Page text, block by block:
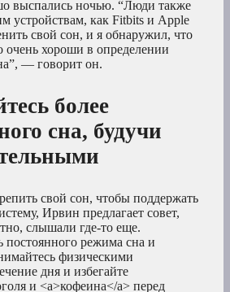
выспались ночью. “Люди также
устройствам, как Fitbits и Apple
свой сон, и я обнаружил, что
очень хороши в определении
— говорит он.
более
сна, будучи
свой сон, чтобы поддержать
Ирвин предлагает совет,
слышали где-то еще.
постоянного режима сна и
физическими
дня и избегайте
и <a>кофеина</a> перед